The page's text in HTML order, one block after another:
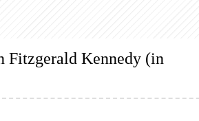
Fitzgerald Kennedy (in